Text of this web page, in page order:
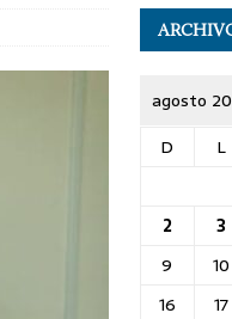
agosto
D
L
2
3
9
10
16
17